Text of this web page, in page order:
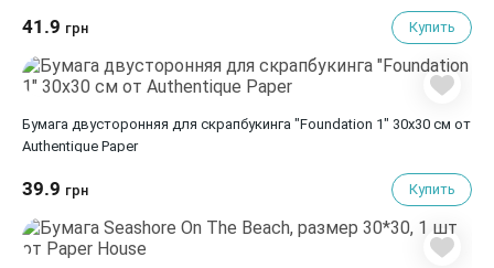
41.9 грн Купить
Бумага двусторонняя для скрапбукинга "Foundation 1" 30х30 см от
Authentique Paper
39.9 грн Купить